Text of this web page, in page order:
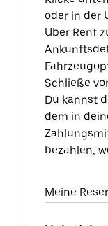
oder in der
Uber Rent
Schließe
Du kannst
dem in
bezahlen,
Meine